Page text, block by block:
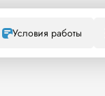
Условия работы